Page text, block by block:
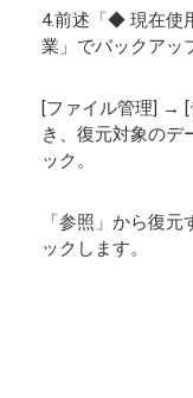
4.前述「◆ 現在使
業」でバックアッ
[ファイル管理] → [
き、復元対象のデ
ック。
「参照」から復
ックします。